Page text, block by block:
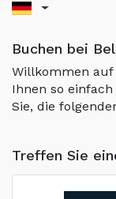
Buchen bei
Willkommen auf
Ihnen so
Sie, die
Treffen Sie